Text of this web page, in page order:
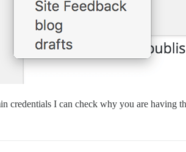
credentials I can check why you are having